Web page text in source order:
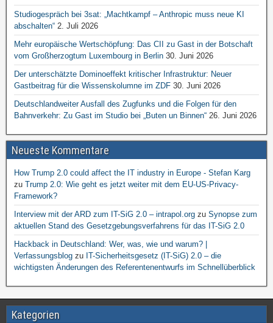
Studiogespräch bei 3sat: „Machtkampf – Anthropic muss neue KI
abschalten“ 2. Juli 2026
Mehr europäische Wertschöpfung: Das CII zu Gast in der Botschaft
vom Großherzogtum Luxembourg in Berlin 30. Juni 2026
Der unterschätzte Dominoeffekt kritischer Infrastruktur: Neuer
Gastbeitrag für die Wissenskolumne im ZDF 30. Juni 2026
Deutschlandweiter Ausfall des Zugfunks und die Folgen für den
Bahnverkehr: Zu Gast im Studio bei „Buten un Binnen“ 26. Juni 2026
Neueste Kommentare
How Trump 2.0 could affect the IT industry in Europe - Stefan Karg
zu Trump 2.0: Wie geht es jetzt weiter mit dem EU-US-Privacy-
Framework?
Interview mit der ARD zum IT-SiG 2.0 – intrapol.org zu Synopse zum
aktuellen Stand des Gesetzgebungsverfahrens für das IT-SiG 2.0
Hackback in Deutschland: Wer, was, wie und warum? |
Verfassungsblog zu IT-Sicherheitsgesetz (IT-SiG) 2.0 – die
wichtigsten Änderungen des Referentenentwurfs im Schnellüberblick
Kategorien